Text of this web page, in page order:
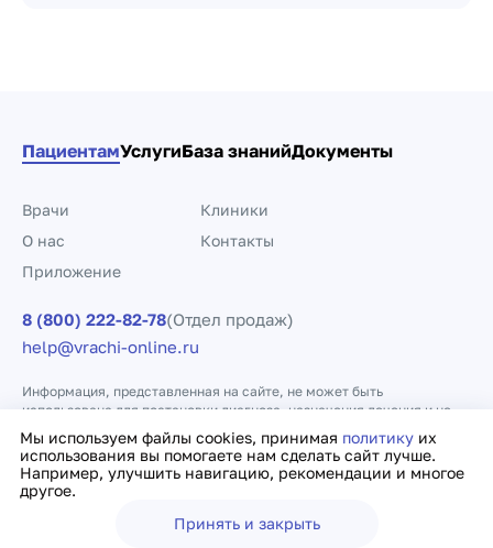
Мы используем файлы cookies, принимая политику их
использования вы помогаете нам сделать сайт лучше.
Например, улучшить навигацию, рекомендации и многое
другое.
Принять и закрыть
ПациентамУслугиБаза знанийДокументы
Врачи
Клиники
О нас
Контакты
Приложение
8 (800) 222-82-78(Отдел продаж)
help@vrachi-online.ru
Информация, представленная на сайте, не может быть
использована для постановки диагноза, назначения лечения и не
заменяет прием врача.
Политика конфиденциальности Договор оферты